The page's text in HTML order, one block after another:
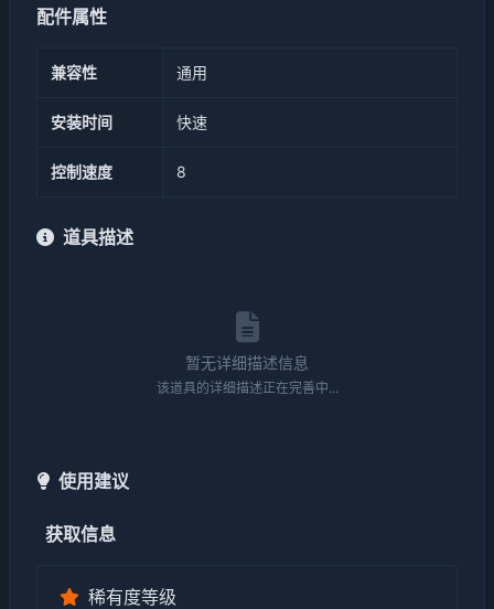
配件属性
兼容性 通用
安装时间 快速
控制速度 8
道具描述
暂无详细描述信息
该道具的详细描述正在完善中...
使用建议
获取信息
稀有度等级